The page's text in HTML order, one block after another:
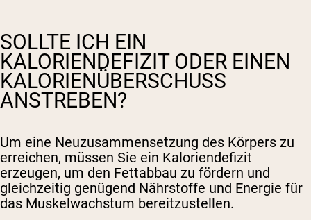
SOLLTE ICH EIN
KALORIENDEFIZIT ODER EINEN
KALORIENÜBERSCHUSS
ANSTREBEN?
Um eine Neuzusammensetzung des Körpers zu
erreichen, müssen Sie ein Kaloriendefizit
erzeugen, um den Fettabbau zu fördern und
gleichzeitig genügend Nährstoffe und Energie für
das Muskelwachstum bereitzustellen.